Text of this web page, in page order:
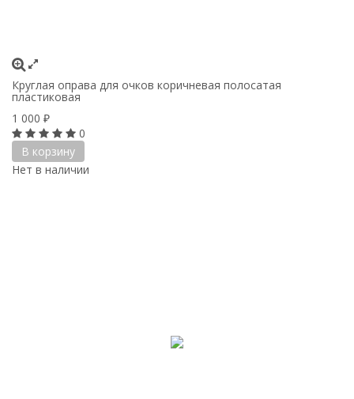
Круглая оправа для очков коричневая полосатая
пластиковая
1 000 ₽
0
В корзину
Нет в наличии